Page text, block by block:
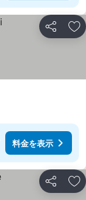
シェア お
料金を表示
シェア お